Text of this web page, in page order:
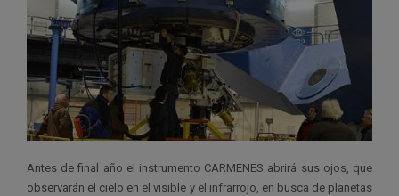
Antes de final año el instrumento CARMENES abrirá sus ojos, que
observarán el cielo en el visible y el infrarrojo, en busca de planetas